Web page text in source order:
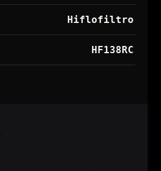
Hiflofiltro
HF138RC